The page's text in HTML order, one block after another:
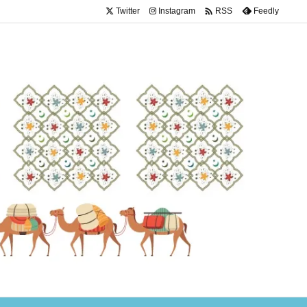
Twitter Instagram  RSS Feedly